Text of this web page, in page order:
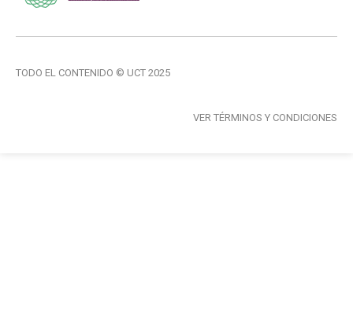
TODO EL CONTENIDO © UCT 2025
VER TÉRMINOS Y CONDICIONES